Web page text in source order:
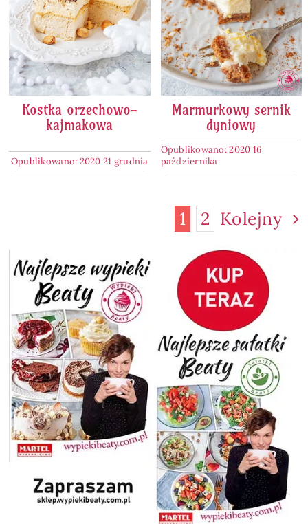
Kostka orzechowo-
kajmakowa
Opublikowano: 2020 21 grudnia
Marmurkowy sernik
dyniowy
Opublikowano: 2020 16
października
1 2 Kolejny